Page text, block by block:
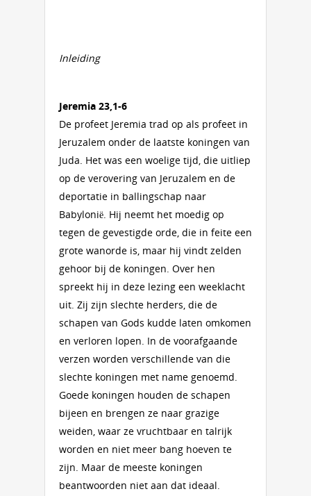
Inleiding
Jeremia 23,1-6
De profeet Jeremia trad op als profeet in
Jeruzalem onder de laatste koningen van
Juda. Het was een woelige tijd, die uitliep
op de verovering van Jeruzalem en de
deportatie in ballingschap naar
Babylonië. Hij neemt het moedig op
tegen de gevestigde orde, die in feite een
grote wanorde is, maar hij vindt zelden
gehoor bij de koningen. Over hen
spreekt hij in deze lezing een weeklacht
uit. Zij zijn slechte herders, die de
schapen van Gods kudde laten omkomen
en verloren lopen. In de voorafgaande
verzen worden verschillende van die
slechte koningen met name genoemd.
Goede koningen houden de schapen
bijeen en brengen ze naar grazige
weiden, waar ze vruchtbaar en talrijk
worden en niet meer bang hoeven te
zijn. Maar de meeste koningen
beantwoorden niet aan dat ideaal.